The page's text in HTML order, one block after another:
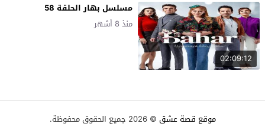
02:09:12
مسلسل بهار الحلقة 58
منذ 8 أشهر
موقع قصة عشق © 2026 جميع الحقوق محفوظة.